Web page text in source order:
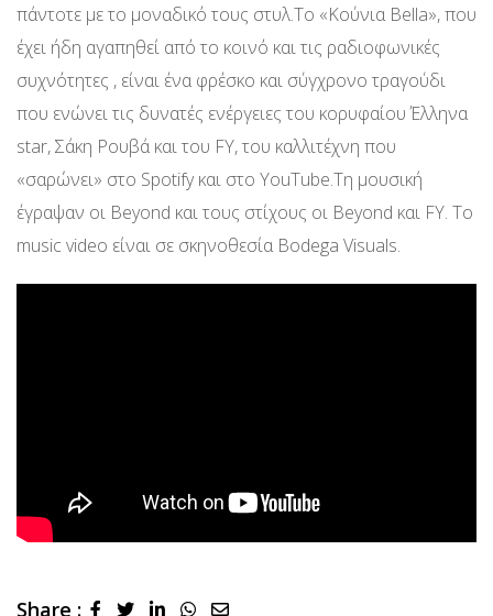
πάντοτε με το μοναδικό τους στυλ.Το «Κούνια Bella», που
έχει ήδη αγαπηθεί από το κοινό και τις ραδιοφωνικές
συχνότητες , είναι ένα φρέσκο και σύγχρονο τραγούδι
που ενώνει τις δυνατές ενέργειες του κορυφαίου Έλληνα
star, Σάκη Ρουβά και του FY, του καλλιτέχνη που
«σαρώνει» στο Spotify και στο YouTube.Τη μουσική
έγραψαν οι Beyond και τους στίχους οι Beyond και FY. Το
music video είναι σε σκηνοθεσία Bodega Visuals.
Share : LinkedInWhatsapp
Share